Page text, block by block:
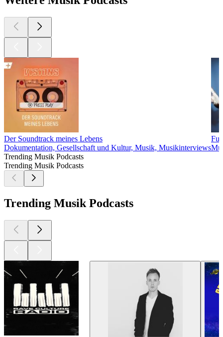
Der Soundtrack meines Lebens
Dokumentation, Gesellschaft und Kultur, Musik, Musikinterviews
Trending Musik Podcasts
Trending Musik Podcasts
Trending Musik Podcasts